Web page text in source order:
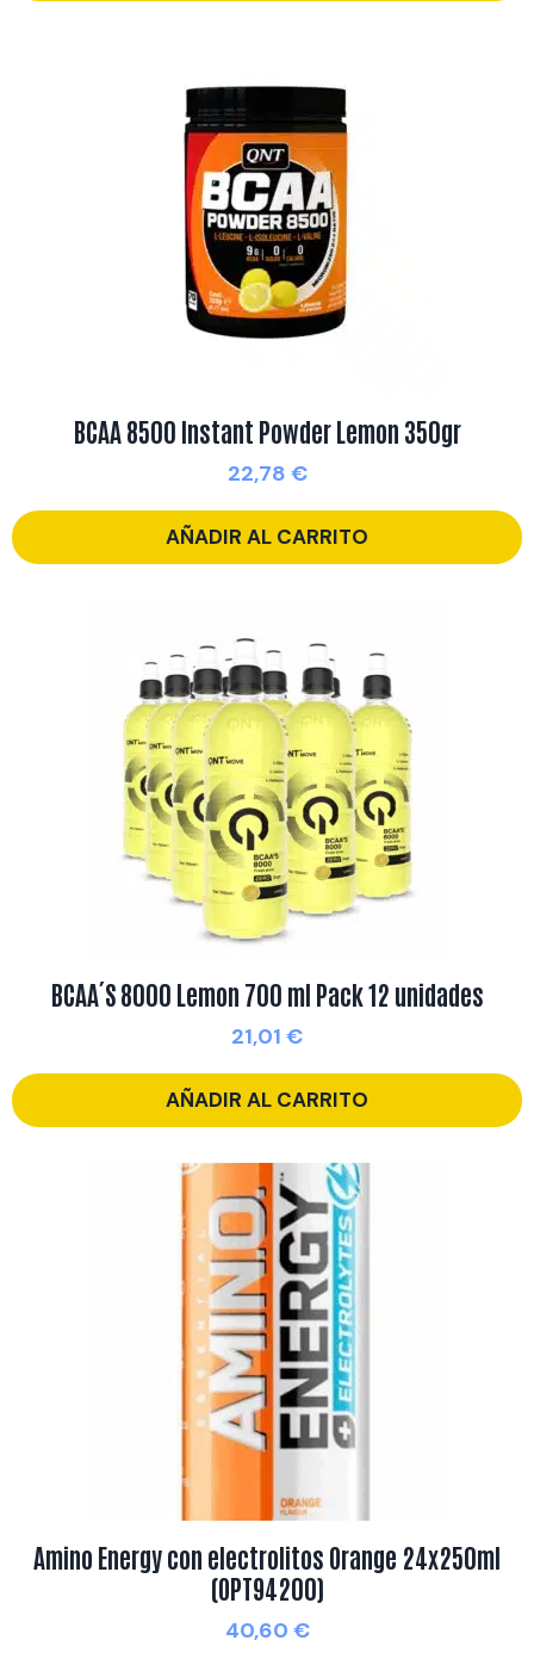
BCAA 8500 Instant Powder Lemon 350gr
22,78 €
AÑADIR AL CARRITO
BCAA´S 8000 Lemon 700 ml Pack 12 unidades
21,01 €
AÑADIR AL CARRITO
Amino Energy con electrolitos Orange 24x250ml
(OPT94200)
40,60 €